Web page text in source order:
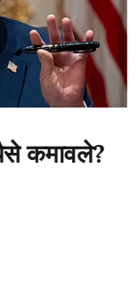
पैसे कमावले?